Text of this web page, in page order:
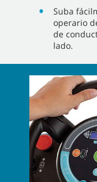
Suba
operario
de
lado.